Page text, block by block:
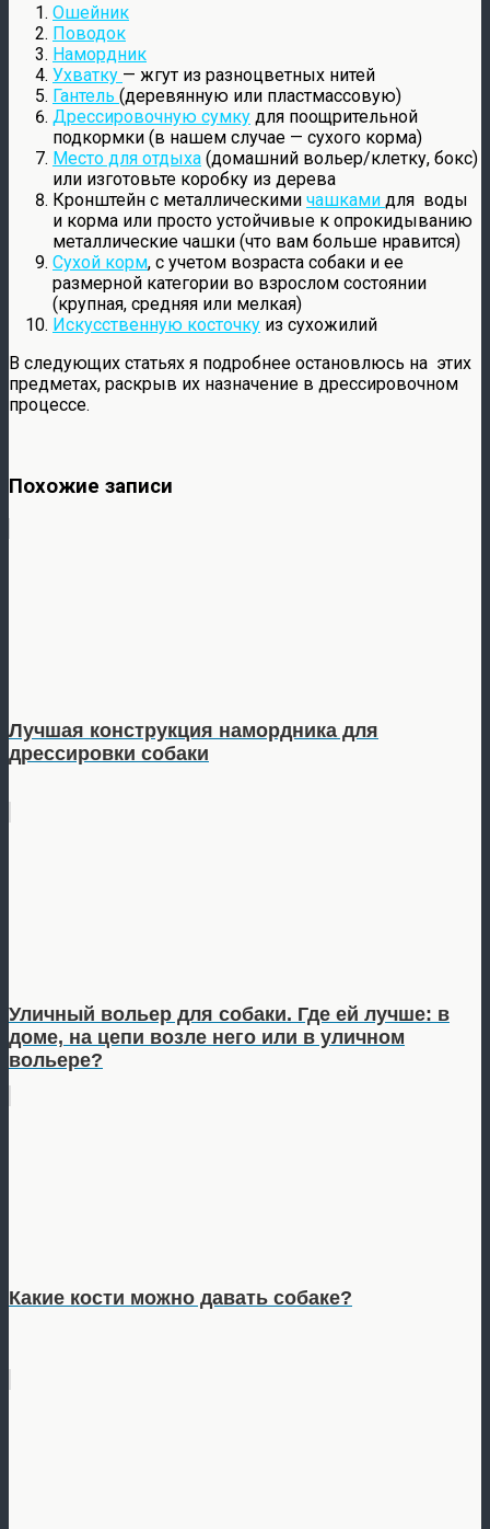
Ошейник
Поводок
Намордник
Ухватку — жгут из разноцветных нитей
Гантель (деревянную или пластмассовую)
Дрессировочную сумку для поощрительной
подкормки (в нашем случае — сухого корма)
Место для отдыха (домашний вольер/клетку, бокс)
или изготовьте коробку из дерева
Кронштейн с металлическими чашками для воды
и корма или просто устойчивые к опрокидыванию
металлические чашки (что вам больше нравится)
Сухой корм, с учетом возраста собаки и ее
размерной категории во взрослом состоянии
(крупная, средняя или мелкая)
Искусственную косточку из сухожилий
В следующих статьях я подробнее остановлюсь на этих
предметах, раскрыв их назначение в дрессировочном
процессе.
Похожие записи
Лучшая конструкция намордника для
дрессировки собаки
Уличный вольер для собаки. Где ей лучше: в
доме, на цепи возле него или в уличном
вольере?
Какие кости можно давать собаке?